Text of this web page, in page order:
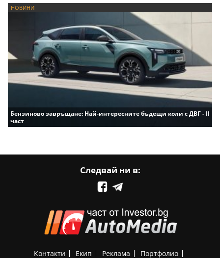
НОВИНИ
Бензиново завръщане: Най-интересните бъдещи коли с ДВГ - II
част
Следвай ни в:
Контакти Екип Реклама Портфолио